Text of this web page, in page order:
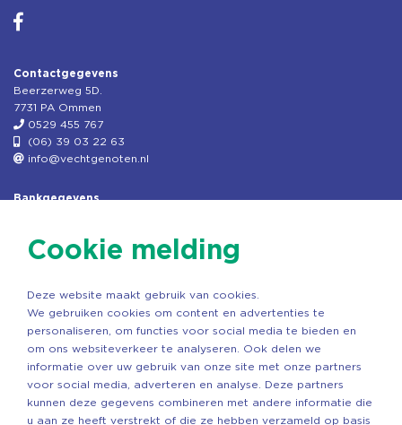
Contactgegevens
Beerzerweg 5D.
7731 PA Ommen
0529 455 767
(06) 39 03 22 63
info@vechtgenoten.nl
Bankgegevens
Rek.nr: NL85RABO0127579230
Copyright ©2026 Vechtgenoten
Cookie melding
Deze website maakt gebruik van cookies.
We gebruiken cookies om content en advertenties te
personaliseren, om functies voor social media te bieden en
om ons websiteverkeer te analyseren. Ook delen we
informatie over uw gebruik van onze site met onze partners
voor social media, adverteren en analyse. Deze partners
kunnen deze gegevens combineren met andere informatie die
u aan ze heeft verstrekt of die ze hebben verzameld op basis